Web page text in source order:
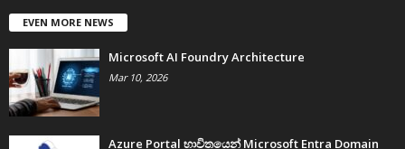
EVEN MORE NEWS
Microsoft AI Foundry Architecture
Mar 10, 2026
Azure Portal භාවිතයෙන් Microsoft Entra Domain